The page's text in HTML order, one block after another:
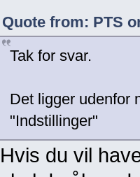
Quote from: PTS
Tak for svar.
Det ligger udenfor
"Indstillinger"
Hvis du vil